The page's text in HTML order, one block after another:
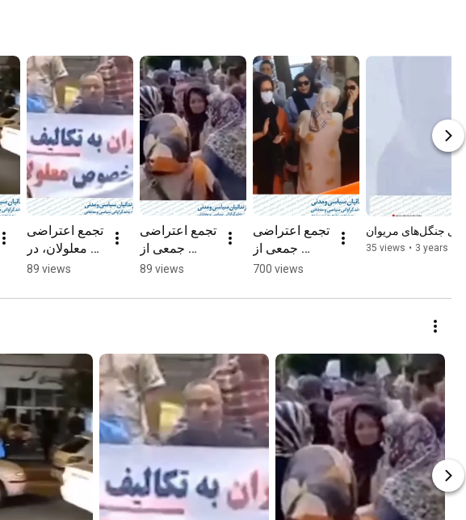
تجمع اعتراضی
معلولان، در
مقابل
شهرداری
89 views
تجمع اعتراضی
جمعی از
مالکان اراضی
اعتراض به
شهید
89 views
تجمع اعتراضی
جمعی از
بازنشستگان
شهر سنندج
700 views
جنگل‌های مریوان
35 views • 3 years